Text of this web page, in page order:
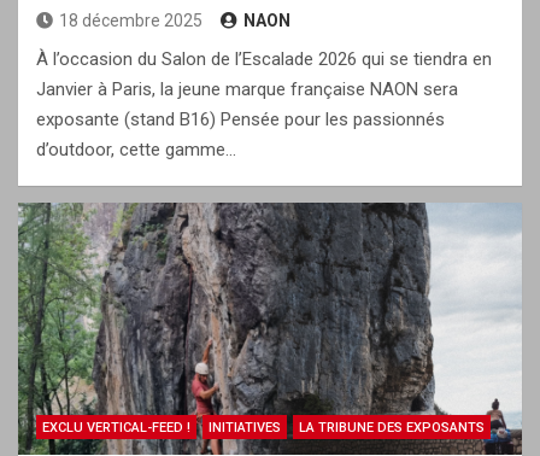
18 décembre 2025 NAON
À l’occasion du Salon de l’Escalade 2026 qui se tiendra en
Janvier à Paris, la jeune marque française NAON sera
exposante (stand B16) Pensée pour les passionnés
d’outdoor, cette gamme…
EXCLU VERTICAL-FEED ! INITIATIVES LA TRIBUNE DES EXPOSANTS